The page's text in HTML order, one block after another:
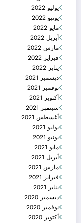
يوليو 2022
يونيو 2022
مايو 2022
أبريل 2022
مارس 2022
فبراير 2022
يناير 2022
ديسمبر 2021
نوفمبر 2021
أكتوبر 2021
سبتمبر 2021
أغسطس 2021
يوليو 2021
يونيو 2021
مايو 2021
أبريل 2021
مارس 2021
فبراير 2021
يناير 2021
ديسمبر 2020
نوفمبر 2020
أكتوبر 2020